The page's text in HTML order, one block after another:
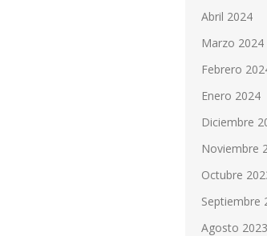
Abril 2024
Marzo 2024
Febrero
Enero 2024
Diciembre
Noviembre
Octubre
Septiembre
Agosto 2023